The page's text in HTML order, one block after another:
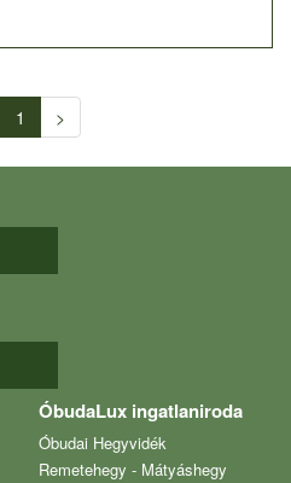
1 >
ÓbudaLux ingatlaniroda
Óbudai Hegyvidék
Remetehegy - Mátyáshegy